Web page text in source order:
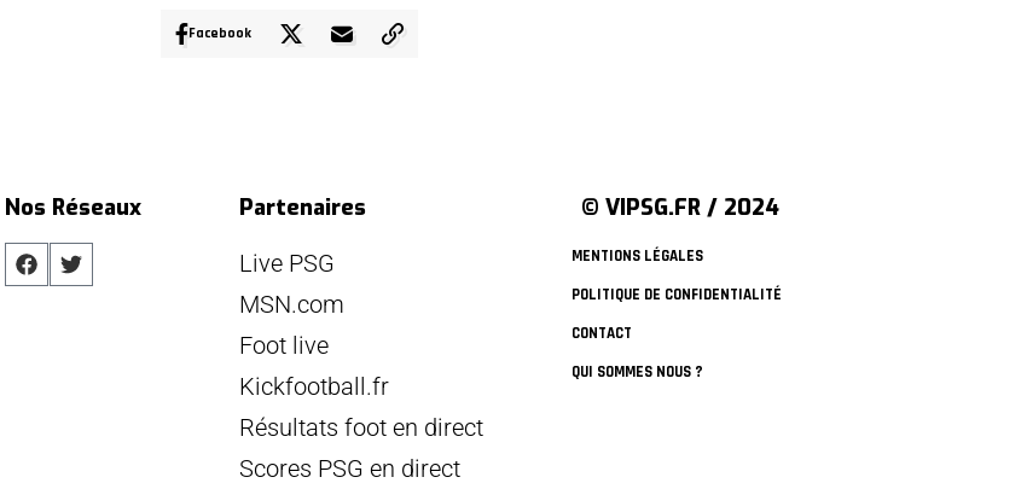
Facebook
Nos Réseaux
Partenaires
Live PSG
MSN.com
Foot live
Kickfootball.fr
Résultats foot en direct
Scores PSG en direct
© VIPSG.FR / 2024
MENTIONS LÉGALES
POLITIQUE DE CONFIDENTIALITÉ
CONTACT
QUI SOMMES NOUS ?